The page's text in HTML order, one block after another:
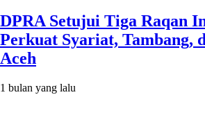
DPRA Setujui Tiga Raqan
Perkuat Syariat, Tambang,
Aceh
1 bulan yang lalu